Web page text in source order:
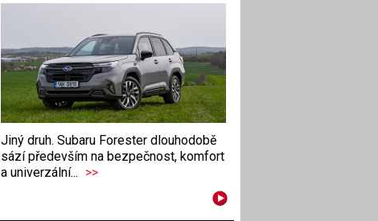
Jiný druh. Subaru Forester dlouhodobě
sází především na bezpečnost, komfort
a univerzální... >>